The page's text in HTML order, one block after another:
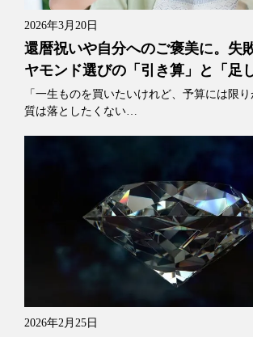
2026年3月20日
還暦祝いや自分へのご褒美に。失
ヤモンド選びの「引き算」と「足
「一生ものを買いたいけれど、予算には限り
質は落としたくない…
2026年2月25日